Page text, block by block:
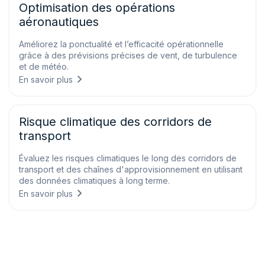
Optimisation des opérations
aéronautiques
Améliorez la ponctualité et l’efficacité opérationnelle
grâce à des prévisions précises de vent, de turbulence
et de météo.
En savoir plus
Risque climatique des corridors de
transport
Évaluez les risques climatiques le long des corridors de
transport et des chaînes d'approvisionnement en utilisant
des données climatiques à long terme.
En savoir plus